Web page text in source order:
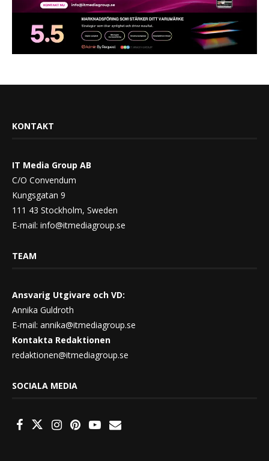
KONTAKT
IT Media Group AB
C/O Convendum
Kungsgatan 9
111 43 Stockholm, Sweden
E-mail: info@itmediagroup.se
TEAM
Ansvarig Utgivare och VD:
Annika Guldroth
E-mail: annika@itmediagroup.se
Kontakta Redaktionen
redaktionen@itmediagroup.se
SOCIALA MEDIA